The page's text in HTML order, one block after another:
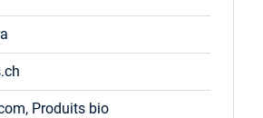
Produits bio